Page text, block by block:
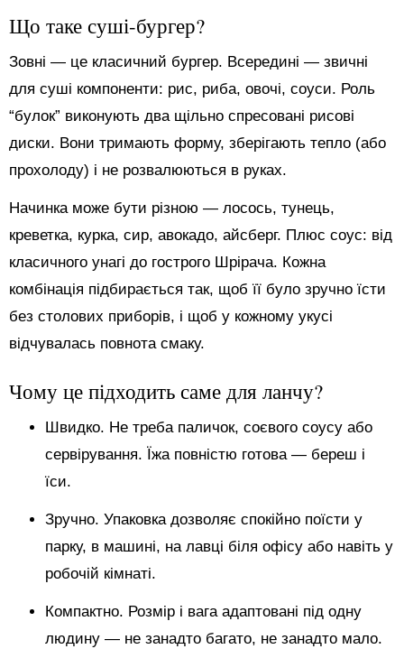
Що таке суші-бургер?
Зовні — це класичний бургер. Всередині — звичні
для суші компоненти: рис, риба, овочі, соуси. Роль
“булок” виконують два щільно спресовані рисові
диски. Вони тримають форму, зберігають тепло (або
прохолоду) і не розвалюються в руках.
Начинка може бути різною — лосось, тунець,
креветка, курка, сир, авокадо, айсберг. Плюс соус: від
класичного унагі до гострого Шрірача. Кожна
комбінація підбирається так, щоб її було зручно їсти
без столових приборів, і щоб у кожному укусі
відчувалась повнота смаку.
Чому це підходить саме для ланчу?
Швидко. Не треба паличок, соєвого соусу або
сервірування. Їжа повністю готова — береш і
їси.
Зручно. Упаковка дозволяє спокійно поїсти у
парку, в машині, на лавці біля офісу або навіть у
робочій кімнаті.
Компактно. Розмір і вага адаптовані під одну
людину — не занадто багато, не занадто мало.